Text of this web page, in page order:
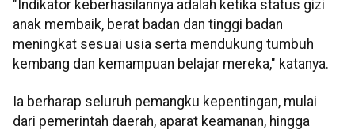
"Indikator keberhasilannya adalah ketika status gizi
anak membaik, berat badan dan tinggi badan
meningkat sesuai usia serta mendukung tumbuh
kembang dan kemampuan belajar mereka," katanya.
Ia berharap seluruh pemangku kepentingan, mulai
dari pemerintah daerah, aparat keamanan, hingga